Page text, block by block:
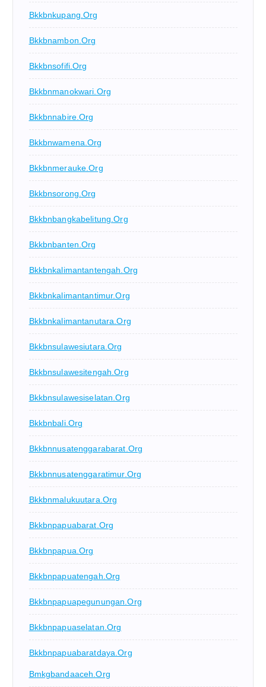
Bkkbnkupang.org
Bkkbnambon.org
Bkkbnsofifi.org
Bkkbnmanokwari.org
Bkkbnnabire.org
Bkkbnwamena.org
Bkkbnmerauke.org
Bkkbnsorong.org
Bkkbnbangkabelitung.org
Bkkbnbanten.org
Bkkbnkalimantantengah.org
Bkkbnkalimantantimur.org
Bkkbnkalimantanutara.org
Bkkbnsulawesiutara.org
Bkkbnsulawesitengah.org
Bkkbnsulawesiselatan.org
Bkkbnbali.org
Bkkbnnusatenggarabarat.org
Bkkbnnusatenggaratimur.org
Bkkbnmalukuutara.org
Bkkbnpapuabarat.org
Bkkbnpapua.org
Bkkbnpapuatengah.org
Bkkbnpapuapegunungan.org
Bkkbnpapuaselatan.org
Bkkbnpapuabaratdaya.org
Bmkgbandaaceh.org